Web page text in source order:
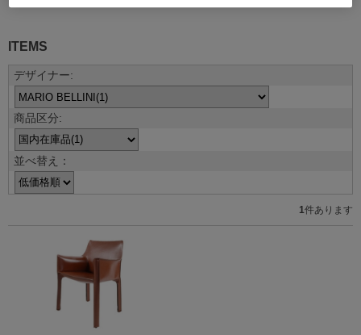
ITEMS
並べ替え：
1件あります